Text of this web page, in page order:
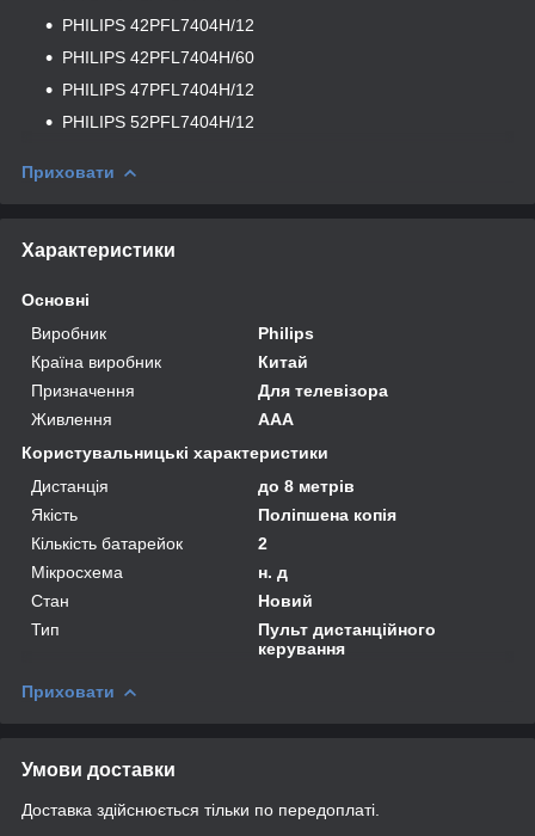
PHILIPS 42PFL7404H/12
PHILIPS 42PFL7404H/60
PHILIPS 47PFL7404H/12
PHILIPS 52PFL7404H/12
Приховати
Характеристики
Основні
Виробник
Philips
Країна виробник
Китай
Призначення
Для телевізора
Живлення
AAA
Користувальницькі характеристики
Дистанція
до 8 метрів
Якість
Поліпшена копія
Кількість батарейок
2
Мікросхема
н. д
Стан
Новий
Тип
Пульт дистанційного
керування
Приховати
Умови доставки
Доставка здійснюється тільки по передоплаті.